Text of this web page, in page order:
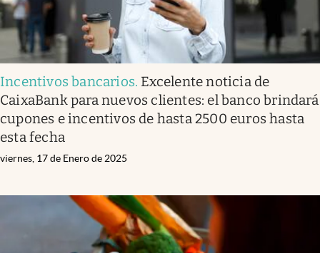
Incentivos bancarios. Excelente noticia de
CaixaBank para nuevos clientes: el banco brindará
cupones e incentivos de hasta 2500 euros hasta
esta fecha
viernes, 17 de Enero de 2025